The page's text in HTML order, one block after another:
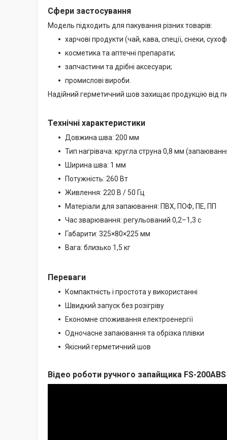
Сфери застосування
Модель підходить для пакування різних товарів:
харчові продукти (чай, кава, спеції, снеки,
косметика та аптечні препарати;
запчастини та дрібні аксесуари;
промислові вироби.
Надійний герметичний шов захищає продукцію від
Технічні характеристики
Довжина шва: 200 мм
Тип нагрівача: кругла струна 0,8 мм
Ширина шва: 1 мм
Потужність: 260 Вт
Живлення: 220 В / 50 Гц
Матеріали для запаювання: ПВХ, ПОФ, ПЕ, ПП
Час зварювання: регульований 0,2–1,3 с
Габарити: 325×80×225 мм
Вага: близько 1,5 кг
Переваги
Компактність і простота у використанні
Швидкий запуск без розігріву
Економне споживання електроенергії
Одночасне запаювання та обрізка плівки
Якісний герметичний шов
Відео роботи ручного запайщика FS-200ABS